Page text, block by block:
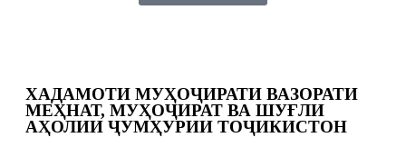
ХАДАМОТИ МУҲОҶИРАТИ ВАЗОРАТИ
МЕҲНАТ, МУҲОҶИРАТ ВА ШУҒЛИ
АҲОЛИИ ҶУМҲУРИИ ТОҶИКИСТОН